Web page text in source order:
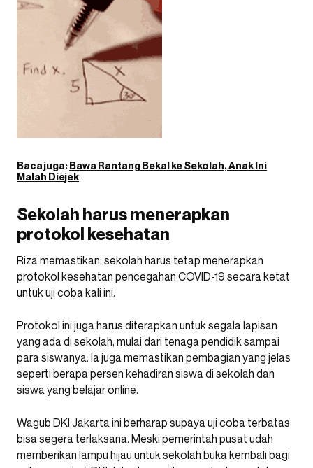
Baca juga:Bawa Rantang Bekal ke Sekolah, Anak Ini
Malah Diejek
Sekolah harus menerapkan
protokol kesehatan
Riza memastikan, sekolah harus tetap menerapkan
protokol kesehatan pencegahan COVID-19 secara ketat
untuk uji coba kali ini.
Protokol ini juga harus diterapkan untuk segala lapisan
yang ada di sekolah, mulai dari tenaga pendidik sampai
para siswanya. Ia juga memastikan pembagian yang jelas
seperti berapa persen kehadiran siswa di sekolah dan
siswa yang belajar online.
Wagub DKI Jakarta ini berharap supaya uji coba terbatas
bisa segera terlaksana. Meski pemerintah pusat udah
memberikan lampu hijau untuk sekolah buka kembali bagi